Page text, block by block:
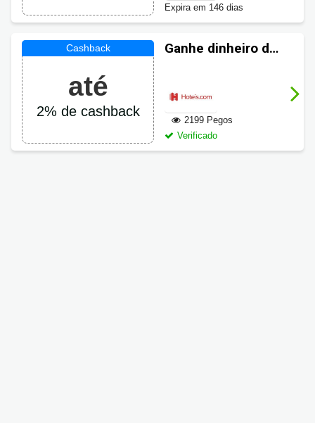
Expira em 146 dias
até
2% de cashback
Ganhe dinheiro de
Hoteis.com
2199 Pegos
Verificado